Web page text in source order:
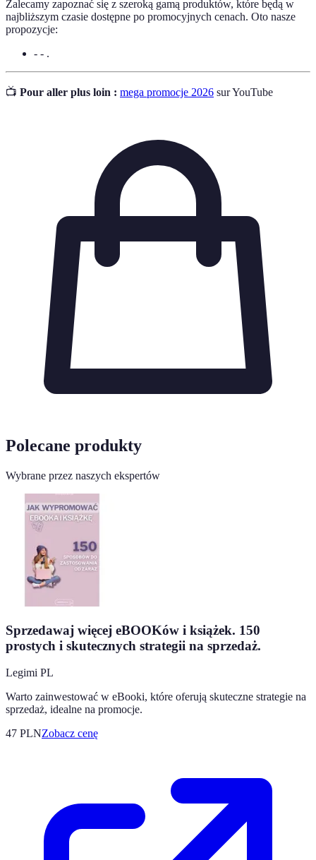
Zalecamy zapoznać się z szeroką gamą produktów, które będą w
najbliższym czasie dostępne po promocyjnych cenach. Oto nasze
propozycje:
- - .
📺 Pour aller plus loin : mega promocje 2026 sur YouTube
Polecane produkty
Wybrane przez naszych ekspertów
Sprzedawaj więcej eBOOKów i książek. 150
prostych i skutecznych strategii na sprzedaż.
Legimi PL
Warto zainwestować w eBooki, które oferują skuteczne strategie na
sprzedaż, idealne na promocje.
47 PLNZobacz cenę